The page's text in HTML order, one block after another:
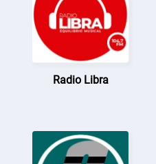
Radio Libra